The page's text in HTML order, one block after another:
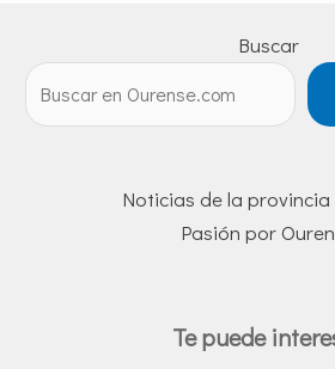
Buscar
Noticias de la provincia
Pasión por
Te puede